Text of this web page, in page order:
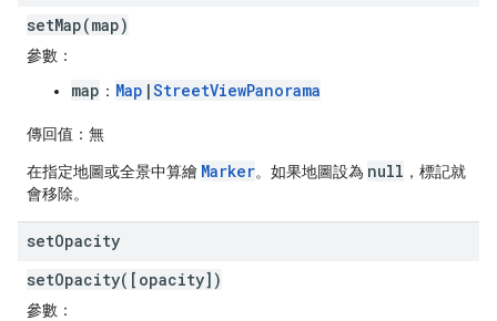
setMap(map)
參數：
map ： Map |StreetViewPanorama
傳回值： 無
在指定地圖或全景中算繪 Marker。如果地圖設為 null ，標記就
會移除。
setOpacity
setOpacity([opacity])
參數：